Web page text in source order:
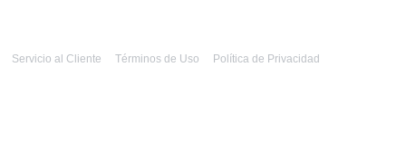
Servicio al Cliente Términos de Uso Política de Privacidad